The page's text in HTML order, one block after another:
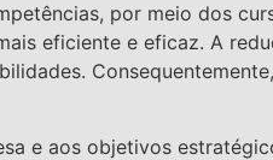
por meio dos
eficiente e eficaz. A
e aos objetivos